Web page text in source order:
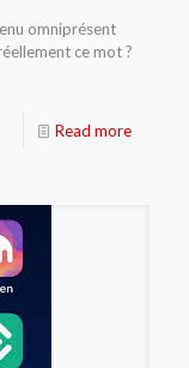
omniprésent
ce mot ?
Read more